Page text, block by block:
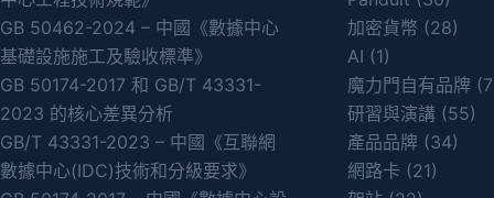
GB 50462-2024 – 中國《數據中心
基礎設施施工及驗收標準》
GB 50174-2017 和 GB/T 43331-
2023 的核心差異分析
GB/T 43331-2023 – 中國《互聯網
數據中心(IDC)技術和分級要求》
加密貨幣 (28)
AI (1)
魔力門自有品牌
研習與演講(55)
產品品牌(34)
網路卡 (21)